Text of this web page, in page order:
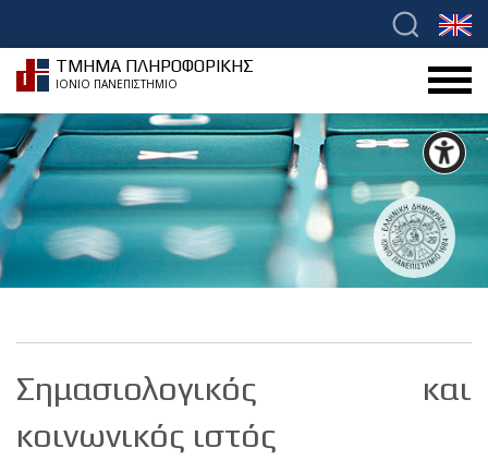
ΤΜΗΜΑ ΠΛΗΡΟΦΟΡΙΚΗΣ
ΙΟΝΙΟ ΠΑΝΕΠΙΣΤΗΜΙΟ
Σημασιολογικός και
κοινωνικός ιστός